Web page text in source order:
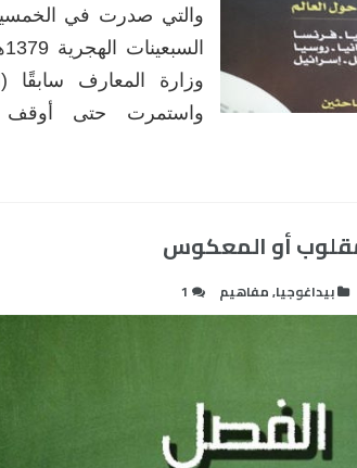
والتي صدرت في
وزارة المعارف سابقًا
واستمرت حتى أوقف
أو المعكوس
بيداغوجيا,مفاهيم 1